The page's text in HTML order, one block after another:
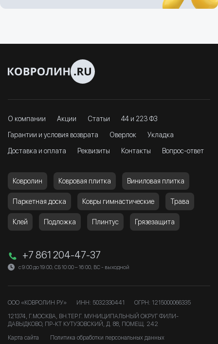
О компании Акции Статьи 44 и 223 ФЗ
Гарантии и условия возврата Оверлок Укладка
Доставка и оплата Реквизиты Контакты Вопрос-ответ
Ковролин Ковровая плитка Виниловая плитка
Паркетная доска Ковры гимнастические Трава
Клей Подложка Плинтус Грязезащита
+7 861 204-47-37
с 9:00 до 19:00, СБ 10:00 – 16:00, ВС - выходной
ООО «КОВРОЛИН РУ» ИНН: 5032330441
ОГРН: 1215000066335
121374, Г.МОСКВА, ВН.ТЕР.Г. МУНИЦИПАЛЬНЫЙ ОКРУГ ФИЛИ-
ДАВЫДКОВО, ПР-КТ КУТУЗОВСКИЙ, Д. 88, ПОМЕЩ. 242
Карта сайта
Политика обработки персональных данных